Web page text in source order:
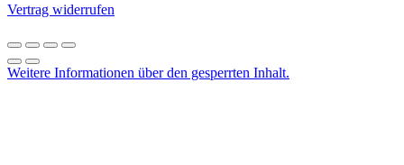
Vertrag widerrufen
Weitere Informationen über den gesperrten Inhalt.